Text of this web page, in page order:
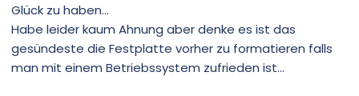
Glück zu haben...
Habe leider kaum Ahnung aber denke es ist das
gesündeste die Festplatte vorher zu formatieren falls
man mit einem Betriebssystem zufrieden ist...